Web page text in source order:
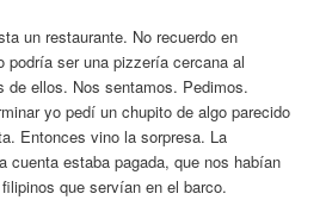
un restaurante. No recuerdo en
podría ser una pizzería cercana al
de ellos. Nos sentamos. Pedimos.
yo pedí un chupito de algo parecido
Entonces vino la sorpresa. La
cuenta estaba pagada, que nos habían
que servían en el barco.